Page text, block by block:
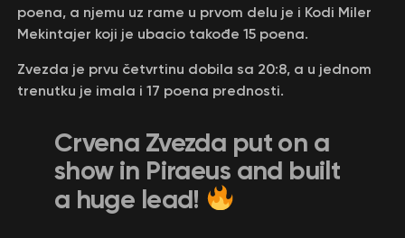
poena, a njemu uz rame u prvom delu je i Kodi Miler
Mekintajer koji je ubacio takođe 15 poena.
Zvezda je prvu četvrtinu dobila sa 20:8, a u jednom
trenutku je imala i 17 poena prednosti.
Crvena Zvezda put on a
show in Piraeus and built
a huge lead!